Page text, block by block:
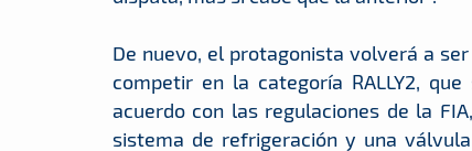
De nuevo, el protagonista volverá a
competir en la categoría RALLY2,
acuerdo con las regulaciones de la
sistema de refrigeración y una